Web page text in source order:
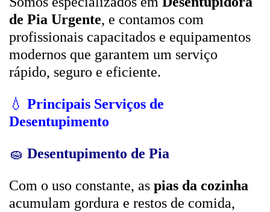
de Pia Urgente, e contamos com
profissionais capacitados e equipamentos
modernos que garantem um serviço
rápido, seguro e eficiente.
💧 Principais Serviços de
Desentupimento
🧽 Desentupimento de Pia
Com o uso constante, as pias da cozinha
acumulam gordura e restos de comida,